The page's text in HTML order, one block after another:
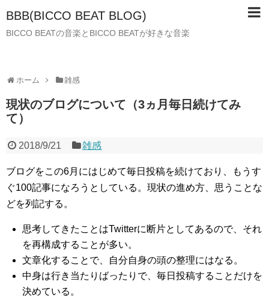
BBB(BICCO BEAT BLOG)
BICCO BEATの音楽とBICCO BEATが好きな音楽
ホーム 雑感
現状のブログについて（3ヵ月毎日続けてみ
て）
2018/9/21 雑感
ブログをこの6月にはじめて毎日投稿を続けており、もうす
ぐ100記事になろうとしている。現状の進め方、思うことな
どを列記する。
思考してきたことはTwitterに断片としてあるので、それ
を再構成することが多い。
文章化することで、自分自身の頭の整理にはなる。
中身は行き当たりばったりで、毎日投稿することだけを
決めている。